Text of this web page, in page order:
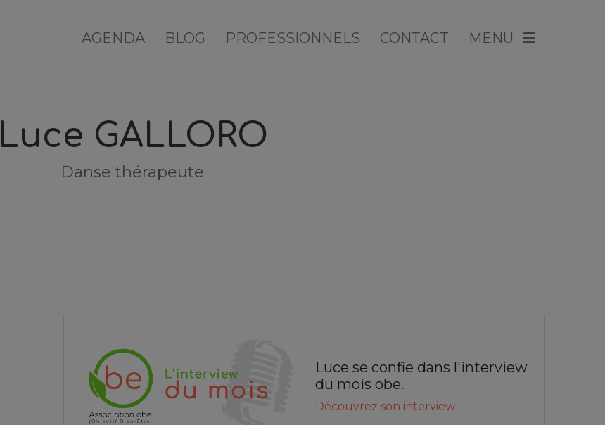
AGENDA BLOG PROFESSIONNELS CONTACT MENU
Luce GALLORO
Danse thérapeute
Luce se confie dans l'interview
du mois obe.
Découvrez son interview